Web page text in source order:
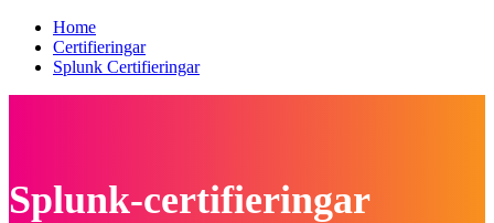
Home
Certifieringar
Splunk Certifieringar
Splunk-certifieringar